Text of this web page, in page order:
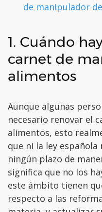
de manipulador
1. Cuándo
carnet de
alimentos
Aunque algunas
necesario renovar el
alimentos, esto
que ni la ley española
ningún plazo de
significa que no los
este ámbito tienen
respecto a las